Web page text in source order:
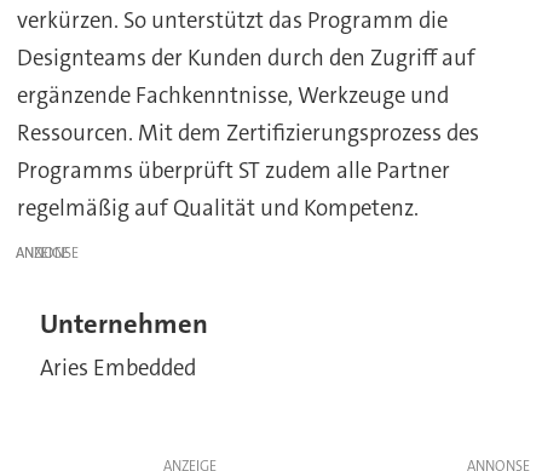
verkürzen. So unterstützt das Programm die
Designteams der Kunden durch den Zugriff auf
ergänzende Fachkenntnisse, Werkzeuge und
Ressourcen. Mit dem Zertifizierungsprozess des
Programms überprüft ST zudem alle Partner
regelmäßig auf Qualität und Kompetenz.
ANZEIGE
Unternehmen
Aries Embedded
ANZEIGE